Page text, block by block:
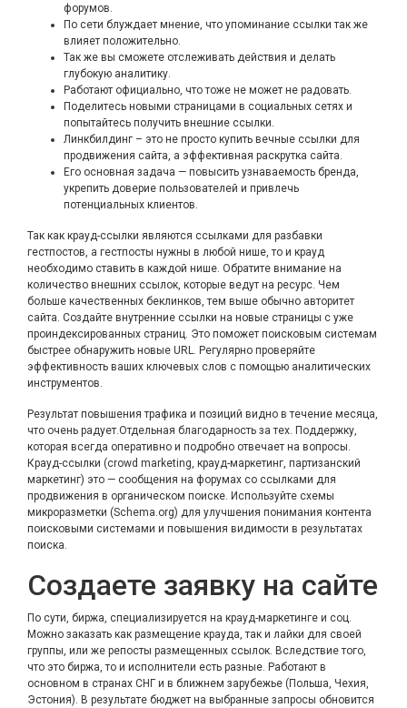
форумов.
По сети блуждает мнение, что упоминание ссылки так же
влияет положительно.
Так же вы сможете отслеживать действия и делать
глубокую аналитику.
Работают официально, что тоже не может не радовать.
Поделитесь новыми страницами в социальных сетях и
попытайтесь получить внешние ссылки.
Линкбилдинг – это не просто купить вечные ссылки для
продвижения сайта, а эффективная раскрутка сайта.
Его основная задача — повысить узнаваемость бренда,
укрепить доверие пользователей и привлечь
потенциальных клиентов.
Так как крауд-ссылки являются ссылками для разбавки
гестпостов, а гестпосты нужны в любой нише, то и крауд
необходимо ставить в каждой нише. Обратите внимание на
количество внешних ссылок, которые ведут на ресурс. Чем
больше качественных беклинков, тем выше обычно авторитет
сайта. Создайте внутренние ссылки на новые страницы с уже
проиндексированных страниц. Это поможет поисковым системам
быстрее обнаружить новые URL. Регулярно проверяйте
эффективность ваших ключевых слов с помощью аналитических
инструментов.
Результат повышения трафика и позиций видно в течение месяца,
что очень радует.Отдельная благодарность за тех. Поддержку,
которая всегда оперативно и подробно отвечает на вопросы.
Крауд-ссылки (crowd marketing, крауд-маркетинг, партизанский
маркетинг) это — сообщения на форумах со ссылками для
продвижения в органическом поиске. Используйте схемы
микроразметки (Schema.org) для улучшения понимания контента
поисковыми системами и повышения видимости в результатах
поиска.
Создаете заявку на сайте
По сути, биржа, специализируется на крауд-маркетинге и соц.
Можно заказать как размещение крауда, так и лайки для своей
группы, или же репосты размещенных ссылок. Вследствие того,
что это биржа, то и исполнители есть разные. Работают в
основном в странах СНГ и в ближнем зарубежье (Польша, Чехия,
Эстония). В результате бюджет на выбранные запросы обновится